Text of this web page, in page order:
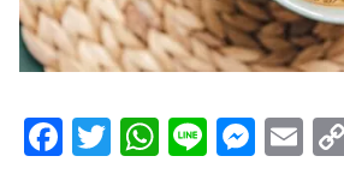
F
T
W
Li
M
E